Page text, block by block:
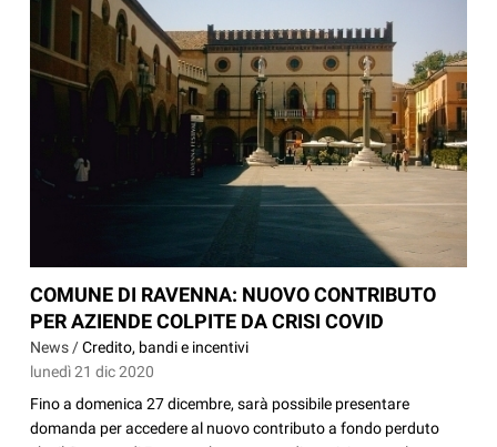
COMUNE DI RAVENNA: NUOVO CONTRIBUTO
PER AZIENDE COLPITE DA CRISI COVID
News /Credito, bandi e incentivi
lunedì 21 dic 2020
Fino a domenica 27 dicembre, sarà possibile presentare
domanda per accedere al nuovo contributo a fondo perduto